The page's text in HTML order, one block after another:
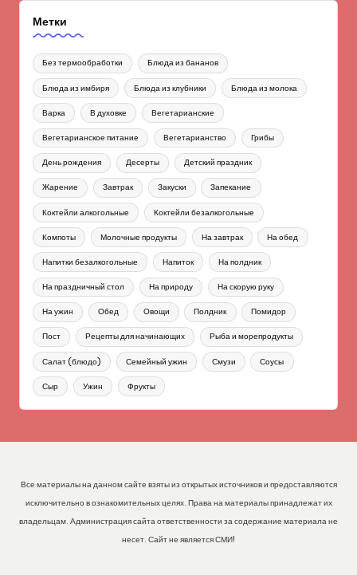
Метки
Без термообработки Блюда из бананов
Блюда из имбиря Блюда из клубники Блюда из молока
Варка В духовке Вегетарианские
Вегетарианское питание Вегетарианство Грибы
День рождения Десерты Детский праздник
Жарение Завтрак Закуски Запекание
Коктейли алкогольные Коктейли безалкогольные
Компоты Молочные продукты На завтрак На обед
Напитки безалкогольные Напиток На полдник
На праздничный стол На природу На скорую руку
На ужин Обед Овощи Полдник Помидор
Пост Рецепты для начинающих Рыба и морепродукты
Салат (блюдо) Семейный ужин Смузи Соусы
Сыр Ужин Фрукты
Все материалы на данном сайте взяты из открытых источников и предоставляются
исключительно в ознакомительных целях. Права на материалы принадлежат их
владельцам. Администрация сайта ответственности за содержание материала не
несет. Сайт не является СМИ!